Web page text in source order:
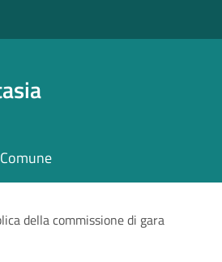
della commissione di gara